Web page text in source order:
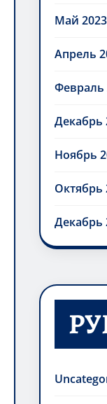
Май 2023
Апрель
Февраль
Декабрь
Ноябрь
Октябрь
Декабрь